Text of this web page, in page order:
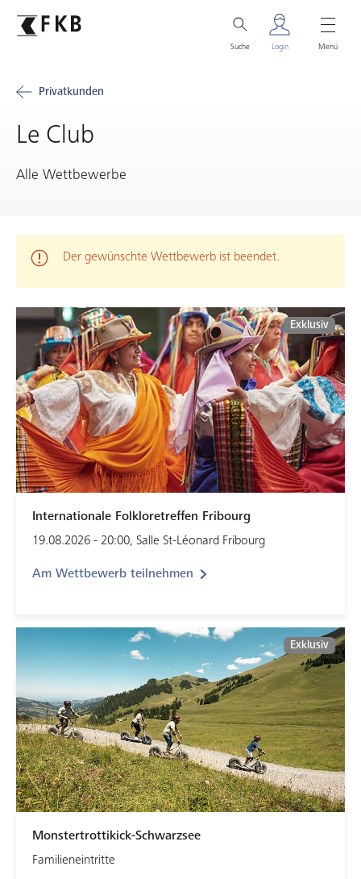
Suche Login Menü
Privatkunden
Le Club
Alle Wettbewerbe
Warnmeldung
Der gewünschte Wettbewerb ist beendet.
Internationale Folkloretreffen Fribourg
19.08.2026 - 20:00, Salle St-Léonard Fribourg
Am Wettbewerb teilnehmen
Exklusiv
Monstertrottikick-Schwarzsee
Familieneintritte
Exklusiv